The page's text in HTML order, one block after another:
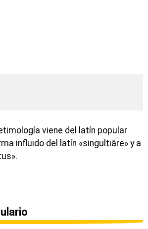
viene del latín popular
influido del latín «singultiāre» y a